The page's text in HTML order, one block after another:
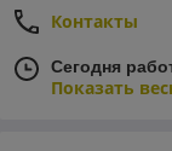
Контакты
Сегодня
Показать